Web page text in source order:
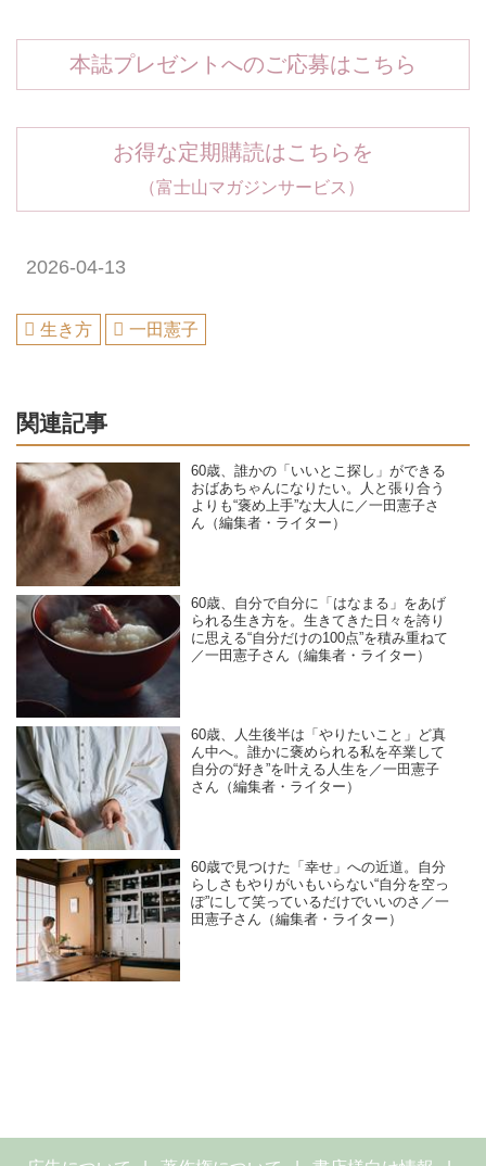
本誌プレゼントへのご応募はこちら
お得な定期購読はこちらを
（富士山マガジンサービス）
2026-04-13
生き方 一田憲子
関連記事
60歳、誰かの「いいとこ探し」ができる
おばあちゃんになりたい。人と張り合う
よりも“褒め上手”な大人に／一田憲子さ
ん（編集者・ライター）
60歳、自分で自分に「はなまる」をあげ
られる生き方を。生きてきた日々を誇り
に思える“自分だけの100点”を積み重ねて
／一田憲子さん（編集者・ライター）
60歳、人生後半は「やりたいこと」ど真
ん中へ。誰かに褒められる私を卒業して
自分の“好き”を叶える人生を／一田憲子
さん（編集者・ライター）
60歳で見つけた「幸せ」への近道。自分
らしさもやりがいもいらない“自分を空っ
ぽ”にして笑っているだけでいいのさ／一
田憲子さん（編集者・ライター）